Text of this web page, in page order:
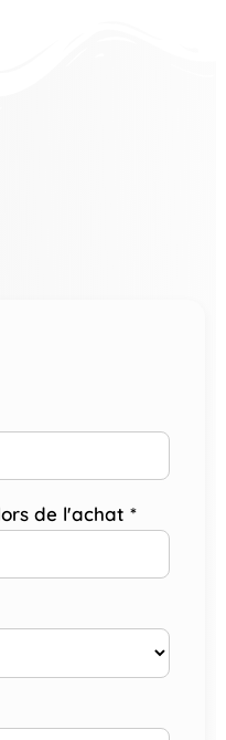
de l'achat *